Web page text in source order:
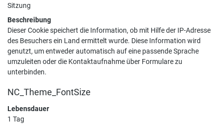
Sitzung
Beschreibung
Dieser Cookie speichert die Information, ob mit Hilfe der IP-Adresse
des Besuchers ein Land ermittelt wurde. Diese Information wird
genutzt, um entweder automatisch auf eine passende Sprache
umzuleiten oder die Kontaktaufnahme über Formulare zu
unterbinden.
NC_Theme_FontSize
Lebensdauer
1 Tag